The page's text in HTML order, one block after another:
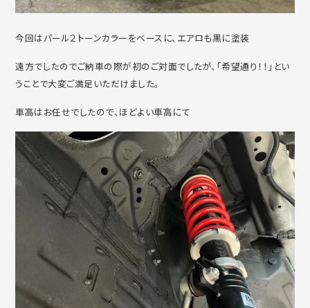
今回はパール２トーンカラーをベースに、エアロも黒に塗装
遠方でしたのでご納車の際が初のご対面でしたが、「希望通り！！」とい
うことで大変ご満足いただけました。
車高はお任せでしたので、ほどよい車高にて